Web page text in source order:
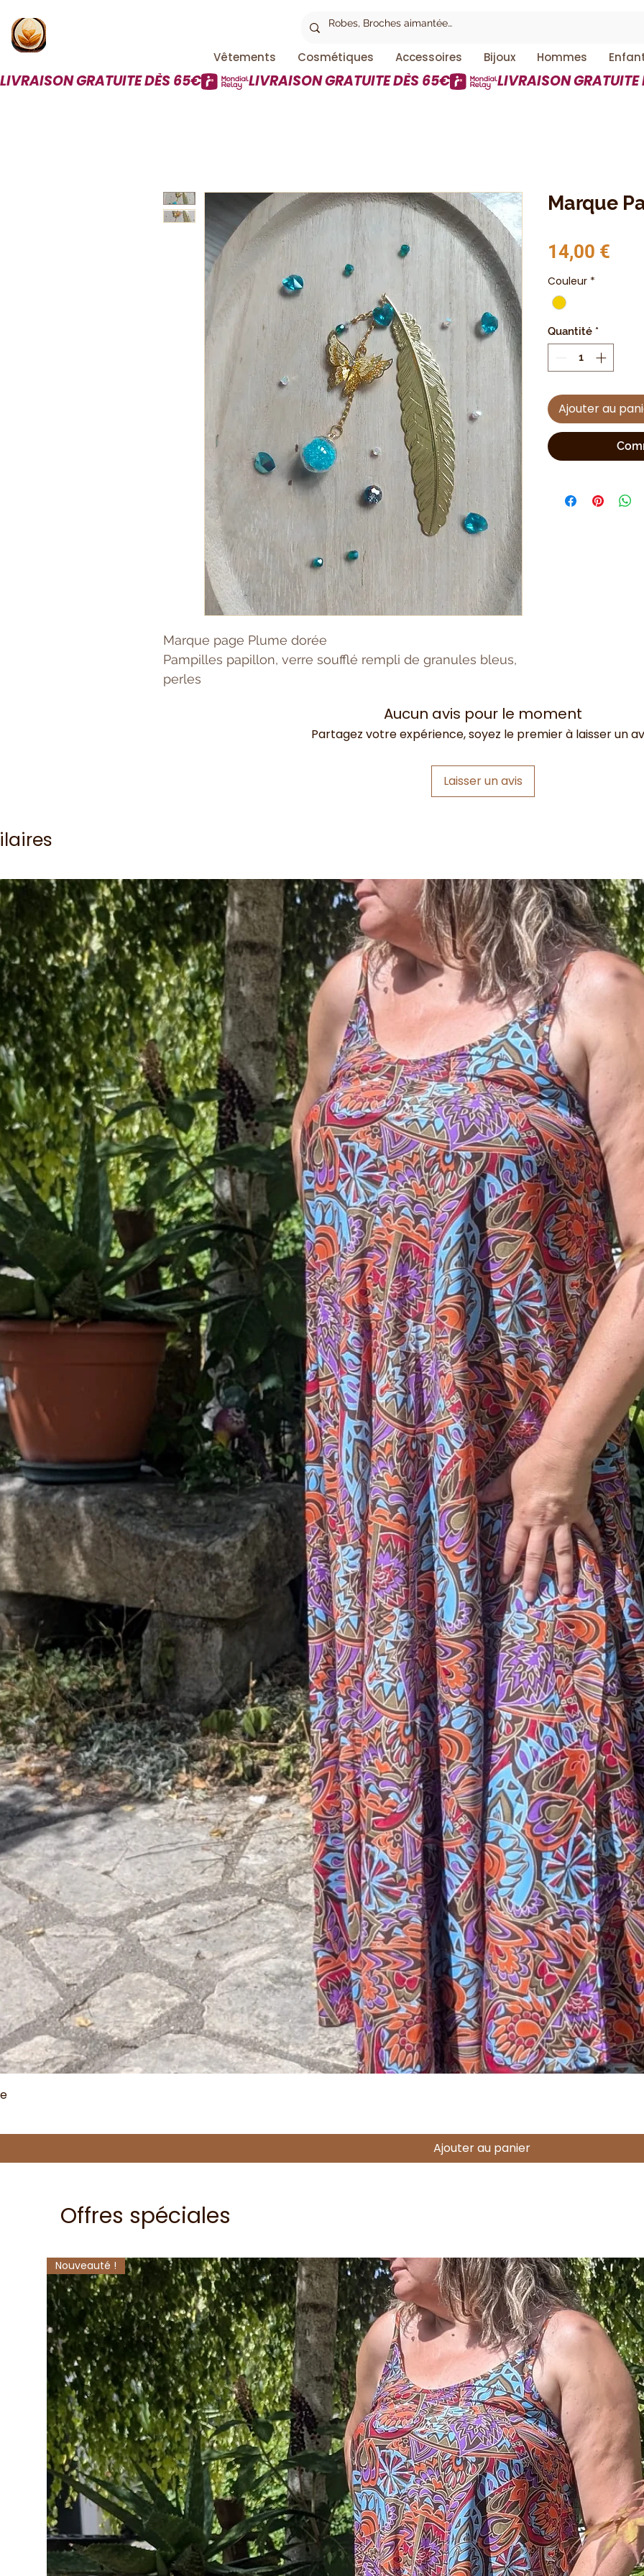
Vêtements Cosmétiques Accessoires Bijoux Hommes
LIVRAISON GRATUITE DÈS 65€
Marque page Plume dorée
Pampilles papillon, verre soufflé rempli de granules bleus,
perles
Marque
14,00 €
Couleur *
Quantité *
Ajouter au
Aucun avis pour le moment
Partagez votre expérience, soyez le premier à laisser un
Laisser un avis
Ajouter au panier
Offres spéciales
Nouveauté !